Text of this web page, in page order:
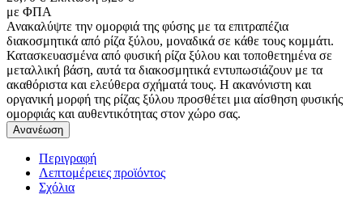
με ΦΠΑ
Ανακαλύψτε την ομορφιά της φύσης με τα επιτραπέζια
διακοσμητικά από ρίζα ξύλου, μοναδικά σε κάθε τους κομμάτι.
Κατασκευασμένα από φυσική ρίζα ξύλου και τοποθετημένα σε
μεταλλική βάση, αυτά τα διακοσμητικά εντυπωσιάζουν με τα
ακαθόριστα και ελεύθερα σχήματά τους. Η ακανόνιστη και
οργανική μορφή της ρίζας ξύλου προσθέτει μια αίσθηση φυσικής
ομορφιάς και αυθεντικότητας στον χώρο σας.
Περιγραφή
Λεπτομέρειες προϊόντος
Σχόλια